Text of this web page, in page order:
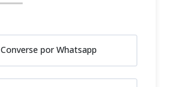
Converse por Whatsapp